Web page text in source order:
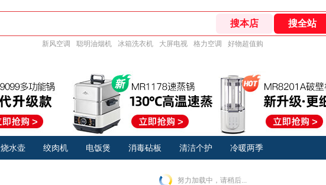
新风空调 聪明油烟机 冰箱洗衣机 大屏电视 格力空调 好物超值购
烧水壶 绞肉机 电饭煲 消毒砧板 清洁个护 冷暖两季
努力加载中，请稍后...